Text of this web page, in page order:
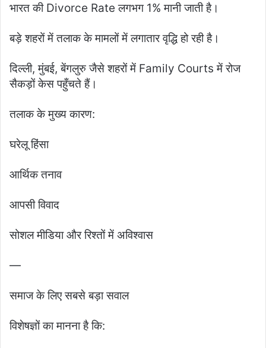
भारत की Divorce Rate लगभग 1% मानी जाती है।
बड़े शहरों में तलाक के मामलों में लगातार वृद्धि हो रही है।
दिल्ली, मुंबई, बेंगलुरु जैसे शहरों में Family Courts में रोज
सैकड़ों केस पहुँचते हैं।
तलाक के मुख्य कारण:
घरेलू हिंसा
आर्थिक तनाव
आपसी विवाद
सोशल मीडिया और रिश्तों में अविश्वास
—
समाज के लिए सबसे बड़ा सवाल
विशेषज्ञों का मानना है कि: